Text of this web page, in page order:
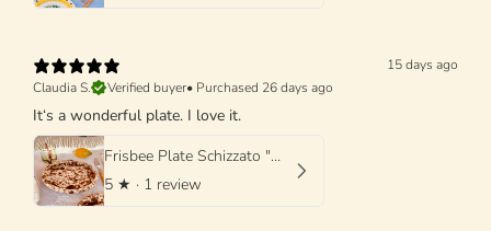
15 days ago
Claudia S.
Verified buyer• Purchased 26 days ago
It‘s a wonderful plate. I love it.
Frisbee Plate Schizzato "Marone"
5 ★ · 1 review